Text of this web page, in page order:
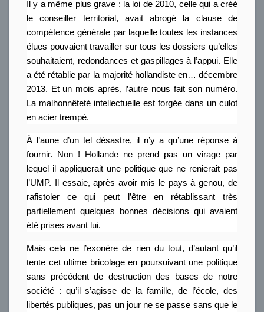
Il y a même plus grave : la loi de 2010, celle qui a créé
le conseiller territorial, avait abrogé la clause de
compétence générale par laquelle toutes les instances
élues pouvaient travailler sur tous les dossiers qu’elles
souhaitaient, redondances et gaspillages à l’appui. Elle
a été rétablie par la majorité hollandiste en… décembre
2013. Et un mois après, l’autre nous fait son numéro.
La malhonnêteté intellectuelle est forgée dans un culot
en acier trempé.
À l’aune d’un tel désastre, il n’y a qu’une réponse à
fournir. Non ! Hollande ne prend pas un virage par
lequel il appliquerait une politique que ne renierait pas
l’UMP. Il essaie, après avoir mis le pays à genou, de
rafistoler ce qui peut l’être en rétablissant très
partiellement quelques bonnes décisions qui avaient
été prises avant lui.
Mais cela ne l’exonère de rien du tout, d’autant qu’il
tente cet ultime bricolage en poursuivant une politique
sans précédent de destruction des bases de notre
société : qu’il s’agisse de la famille, de l’école, des
libertés publiques, pas un jour ne se passe sans que le